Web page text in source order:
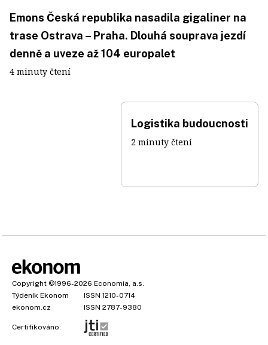
Emons Česká republika nasadila gigaliner na
trase Ostrava – Praha. Dlouhá souprava jezdí
denně a uveze až 104 europalet
4 minuty čtení
Logistika budoucnosti
2 minuty čtení
Copyright ©1996-2026 Economia, a.s.
Týdeník Ekonom
ISSN 1210-0714
ekonom.cz
ISSN 2787-9380
Certifikováno: